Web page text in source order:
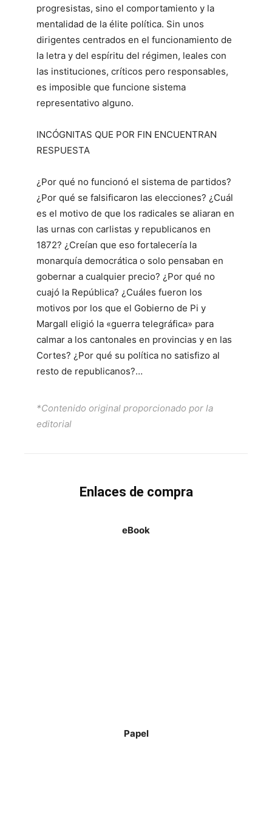
progresistas, sino el comportamiento y la
mentalidad de la élite política. Sin unos
dirigentes centrados en el funcionamiento de
la letra y del espíritu del régimen, leales con
las instituciones, críticos pero responsables,
es imposible que funcione sistema
representativo alguno.
INCÓGNITAS QUE POR FIN ENCUENTRAN
RESPUESTA
¿Por qué no funcionó el sistema de partidos?
¿Por qué se falsificaron las elecciones? ¿Cuál
es el motivo de que los radicales se aliaran en
las urnas con carlistas y republicanos en
1872? ¿Creían que eso fortalecería la
monarquía democrática o solo pensaban en
gobernar a cualquier precio? ¿Por qué no
cuajó la República? ¿Cuáles fueron los
motivos por los que el Gobierno de Pi y
Margall eligió la «guerra telegráfica» para
calmar a los cantonales en provincias y en las
Cortes? ¿Por qué su política no satisfizo al
resto de republicanos?…
*Contenido original proporcionado por la
editorial
Enlaces de compra
eBook
Papel